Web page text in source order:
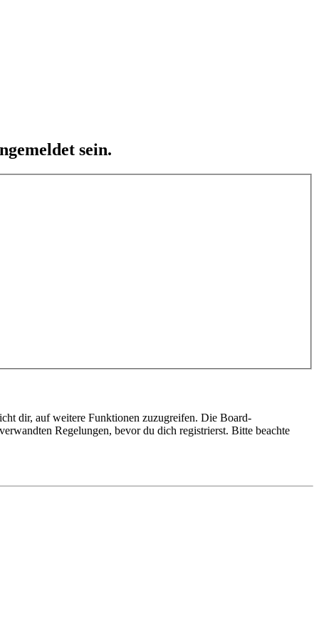
sein.
dir, auf weitere Funktionen zuzugreifen. Die Board-
Regelungen, bevor du dich registrierst. Bitte beachte